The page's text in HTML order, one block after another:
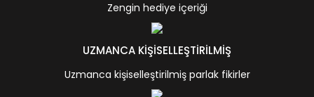
Zengin hediye içeriği
UZMANCA KİŞİSELLEŞTİRİLMİŞ
Uzmanca kişiselleştirilmiş parlak fikirler